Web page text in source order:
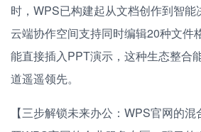
时，WPS已构建起从文档创作到智
云端协作空间支持同时编辑20种文件
能直接插入PPT演示，这种生态整合
道遥遥领先。
【三步解锁未来办公：WPS官网的